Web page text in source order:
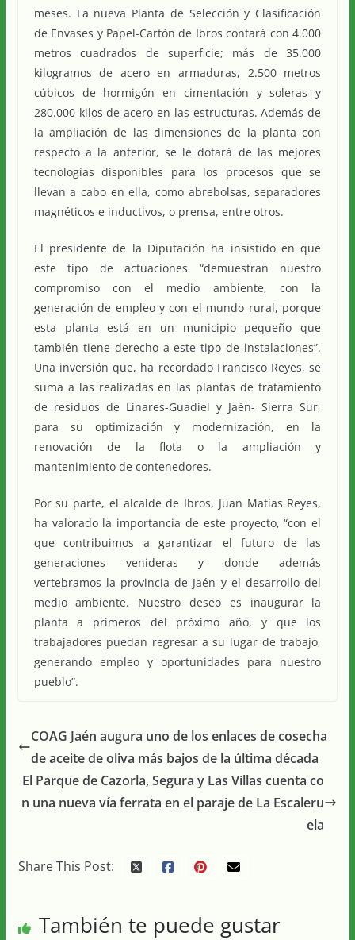
meses. La nueva Planta de Selección y Clasificación
de Envases y Papel-Cartón de Ibros contará con 4.000
metros cuadrados de superficie; más de 35.000
kilogramos de acero en armaduras, 2.500 metros
cúbicos de hormigón en cimentación y soleras y
280.000 kilos de acero en las estructuras. Además de
la ampliación de las dimensiones de la planta con
respecto a la anterior, se le dotará de las mejores
tecnologías disponibles para los procesos que se
llevan a cabo en ella, como abrebolsas, separadores
magnéticos e inductivos, o prensa, entre otros.
El presidente de la Diputación ha insistido en que
este tipo de actuaciones “demuestran nuestro
compromiso con el medio ambiente, con la
generación de empleo y con el mundo rural, porque
esta planta está en un municipio pequeño que
también tiene derecho a este tipo de instalaciones”.
Una inversión que, ha recordado Francisco Reyes, se
suma a las realizadas en las plantas de tratamiento
de residuos de Linares-Guadiel y Jaén- Sierra Sur,
para su optimización y modernización, en la
renovación de la flota o la ampliación y
mantenimiento de contenedores.
Por su parte, el alcalde de Ibros, Juan Matías Reyes,
ha valorado la importancia de este proyecto, “con el
que contribuimos a garantizar el futuro de las
generaciones venideras y donde además
vertebramos la provincia de Jaén y el desarrollo del
medio ambiente. Nuestro deseo es inaugurar la
planta a primeros del próximo año, y que los
trabajadores puedan regresar a su lugar de trabajo,
generando empleo y oportunidades para nuestro
pueblo”.
COAG Jaén augura uno de los enlaces de cosecha
de aceite de oliva más bajos de la última década
El Parque de Cazorla, Segura y Las Villas cuenta co
n una nueva vía ferrata en el paraje de La Escaleru
ela
Share This Post:
También te puede gustar